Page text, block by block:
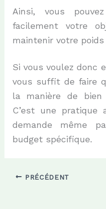
Ainsi, vous
facilement votre
maintenir votre poids
Si vous voulez donc
vous suffit de faire
la manière de
C’est une
demande même
budget spécifique.
PRÉCÉDENT